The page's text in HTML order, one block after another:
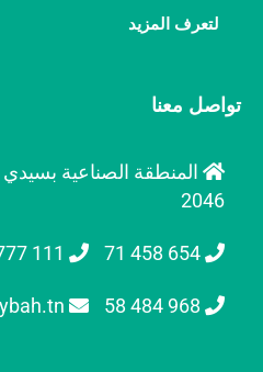
لتعرف المزيد
تواصل معنا
المنطقة الصناعية بسيدي
2046
654 458 71
111 777 71
968 484 58